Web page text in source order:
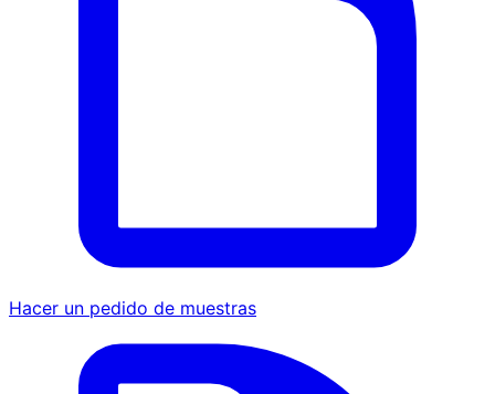
Hacer un pedido de muestras